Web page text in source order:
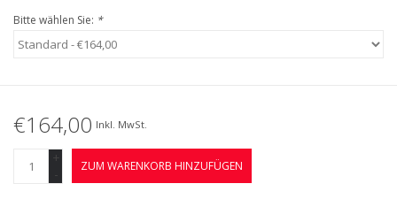
Bitte wählen Sie: *
€164,00 Inkl. MwSt.
+
-
ZUM WARENKORB HINZUFÜGEN